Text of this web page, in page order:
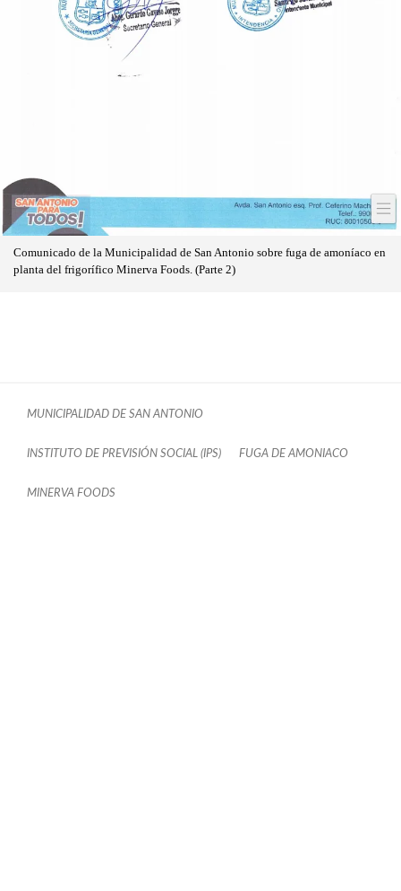
Comunicado de la Municipalidad de San Antonio sobre fuga de amoníaco en
planta del frigorífico Minerva Foods. (Parte 2)
MUNICIPALIDAD DE SAN ANTONIO
INSTITUTO DE PREVISIÓN SOCIAL (IPS) FUGA DE AMONIACO
MINERVA FOODS